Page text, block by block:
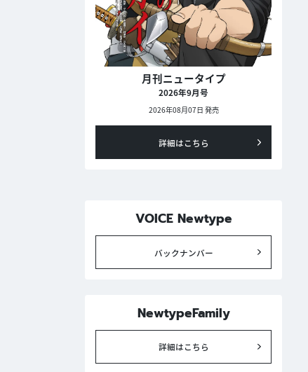
月刊ニュータイプ
2026年9月号
2026年08月07日 発売
詳細はこちら
VOICE Newtype
バックナンバー
NewtypeFamily
詳細はこちら